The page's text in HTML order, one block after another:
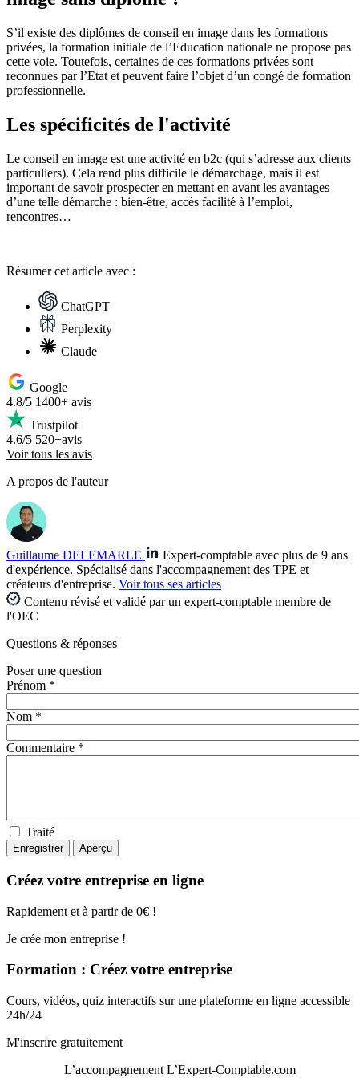
S’il existe des diplômes de conseil en image dans les formations
privées, la formation initiale de l’Education nationale ne propose pas
cette voie. Toutefois, certaines de ces formations privées sont
reconnues par l’Etat et peuvent faire l’objet d’un congé de formation
professionnelle.
Les spécificités de l'activité
Le conseil en image est une activité en b2c (qui s’adresse aux clients
particuliers). Cela rend plus difficile le démarchage, mais il est
important de savoir prospecter en mettant en avant les avantages
d’une telle démarche : bien-être, accès facilité à l’emploi,
rencontres…
Résumercet article avec :
ChatGPT
Perplexity
Claude
Google
4.8/5 1400+ avis
Trustpilot
4.6/5 520+avis
Voir tous les avis
A propos de l'auteur
Guillaume DELEMARLE
Expert-comptable avec plus de 9 ans
d'expérience. Spécialisé dans l'accompagnement des TPE et
créateurs d'entreprise. Voir tous ses articles
Contenu révisé et validé par un expert-comptable membre de
l'OEC
Questions & réponses
Poser une question
Prénom *
Nom *
Commentaire *
Traité
Créez votre entreprise en ligne
Rapidement et à partir de 0€ !
Je crée mon entreprise !
Formation : Créez votre entreprise
Cours, vidéos, quiz interactifs sur une plateforme en ligne accessible
24h/24
M'inscrire gratuitement
L’accompagnement L’Expert-Comptable.com